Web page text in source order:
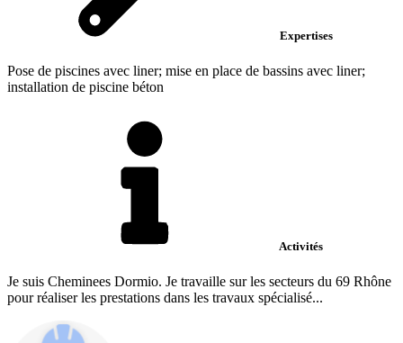
Expertises
Pose de piscines avec liner; mise en place de bassins avec liner;
installation de piscine béton
Activités
Je suis Cheminees Dormio. Je travaille sur les secteurs du 69 Rhône
pour réaliser les prestations dans les travaux spécialisé...